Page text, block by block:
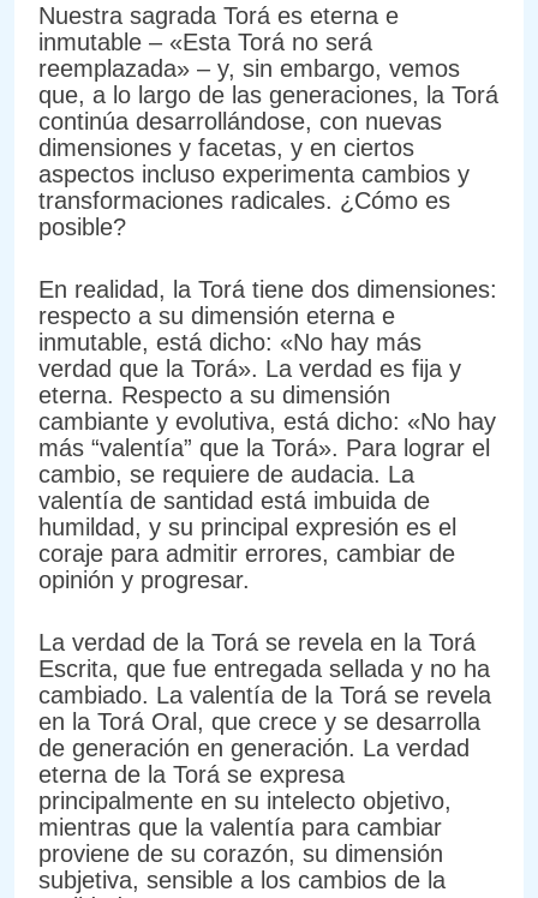
Nuestra sagrada Torá es eterna e
inmutable – «Esta Torá no será
reemplazada» – y, sin embargo, vemos
que, a lo largo de las generaciones, la Torá
continúa desarrollándose, con nuevas
dimensiones y facetas, y en ciertos
aspectos incluso experimenta cambios y
transformaciones radicales. ¿Cómo es
posible?
En realidad, la Torá tiene dos dimensiones:
respecto a su dimensión eterna e
inmutable, está dicho: «No hay más
verdad que la Torá». La verdad es fija y
eterna. Respecto a su dimensión
cambiante y evolutiva, está dicho: «No hay
más “valentía” que la Torá». Para lograr el
cambio, se requiere de audacia. La
valentía de santidad está imbuida de
humildad, y su principal expresión es el
coraje para admitir errores, cambiar de
opinión y progresar.
La verdad de la Torá se revela en la Torá
Escrita, que fue entregada sellada y no ha
cambiado. La valentía de la Torá se revela
en la Torá Oral, que crece y se desarrolla
de generación en generación. La verdad
eterna de la Torá se expresa
principalmente en su intelecto objetivo,
mientras que la valentía para cambiar
proviene de su corazón, su dimensión
subjetiva, sensible a los cambios de la